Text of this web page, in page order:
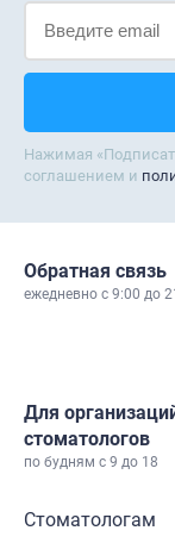
Нажимая
соглашением и
Обратная связь
ежедневно c 9:00 до
Для
стоматологов
по будням с 9 до 18
Стоматологам